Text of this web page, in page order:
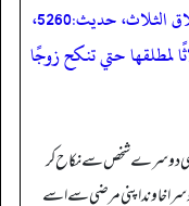
«أخرجه البخاري، الطلاق، باب من جوّز الطلاق الثلاث، حديث:5260،
لمطلقها حتي تنكح زوجًا
دوسرے شخص سے نکاح کر
خاوند اپنی مرضی سے اسے